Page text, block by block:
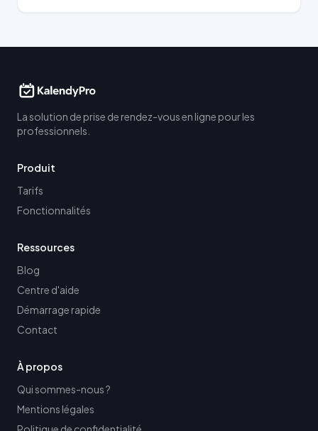
La solution de prise de rendez-vous en ligne pour les
professionnels.
Produit
Tarifs
Fonctionnalités
Ressources
Blog
Centre d'aide
Démarrage rapide
Contact
À propos
Qui sommes-nous ?
Mentions légales